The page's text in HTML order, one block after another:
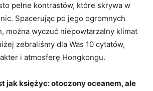
pełne‌ kontrastów, które​ skrywa w
Spacerując‍ po‍ jego ogromnych
można wyczuć⁣ niepowtarzalny klimat
zebraliśmy dla Was 10 cytatów,
i ⁢atmosferę Hongkongu.
jak księżyc:⁢ otoczony oceanem, ale